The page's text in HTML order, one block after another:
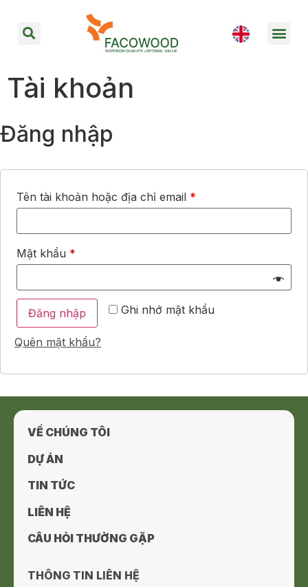
Tài khoản
Đăng nhập
Tên tài khoản hoặc địa chỉ email *
Mật khẩu *
Ghi nhớ mật khẩu
Đăng nhập
Quên mật khẩu?
VỀ CHÚNG TÔI
DỰ ÁN
TIN TỨC
LIÊN HỆ
CÂU HỎI THƯỜNG GẶP
THÔNG TIN LIÊN HỆ